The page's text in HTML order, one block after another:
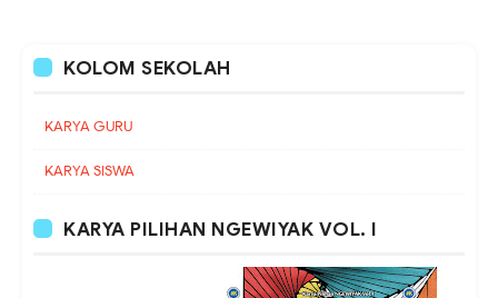
KOLOM SEKOLAH
KARYA GURU
KARYA SISWA
KARYA PILIHAN NGEWIYAK VOL. I